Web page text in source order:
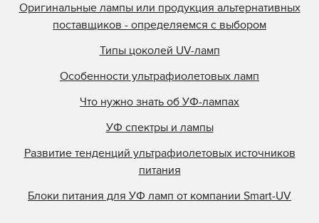
Оригинальные лампы или продукция альтернативных
поставщиков - определяемся с выбором
Типы цоколей UV-ламп
Особенности ультрафиолетовых ламп
Что нужно знать об УФ-лампах
УФ спектры и лампы
Развитие тенденций ультрафиолетовых источников
питания
Блоки питания для УФ ламп от компании Smart-UV